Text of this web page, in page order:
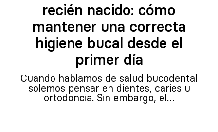
recién nacido: cómo
mantener una correcta
higiene bucal desde el
primer día
Cuando hablamos de salud bucodental
solemos pensar en dientes, caries u
ortodoncia. Sin embargo, el…